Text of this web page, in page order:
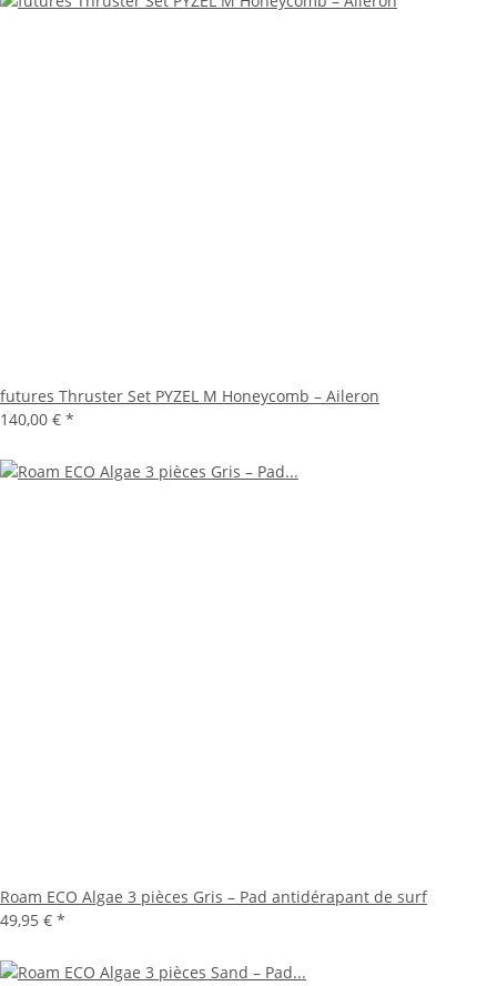
futures Thruster Set PYZEL M Honeycomb – Aileron
140,00 € *
Roam ECO Algae 3 pièces Gris – Pad antidérapant de surf
49,95 € *